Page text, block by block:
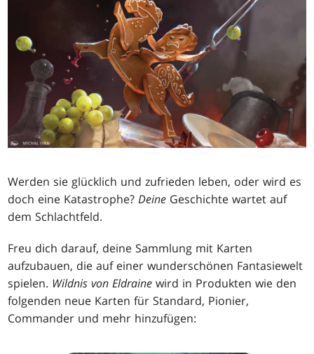
Werden sie glücklich und zufrieden leben, oder wird es
doch eine Katastrophe?Deine Geschichte wartet auf
dem Schlachtfeld.
Freu dich darauf, deine Sammlung mit Karten
aufzubauen, die auf einer wunderschönen Fantasiewelt
spielen. Wildnis von Eldraine wird in Produkten wie den
folgenden neue Karten für Standard, Pionier,
Commander und mehr hinzufügen: